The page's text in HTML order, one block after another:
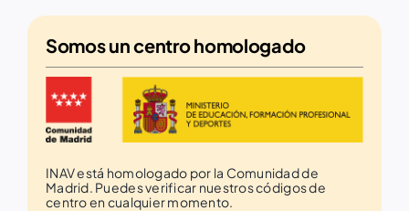
Somos uncentro homologado
INAV está homologado por la Comunidad de
Madrid. Puedes verificar nuestros códigos de
centro en cualquier momento.